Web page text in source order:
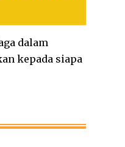
dalam
kepada siapa